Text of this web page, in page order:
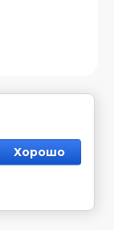
Хорошо